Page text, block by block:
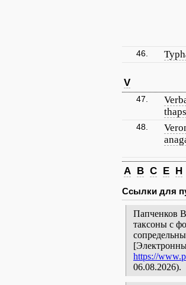
46.
V
47.
48.
A B C E H
Ссылки для
Папченков
таксоны с
https://
06.08.2026).